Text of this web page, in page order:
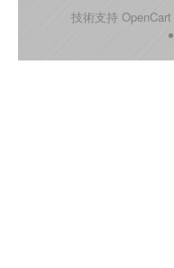
技術支持 OpenCart